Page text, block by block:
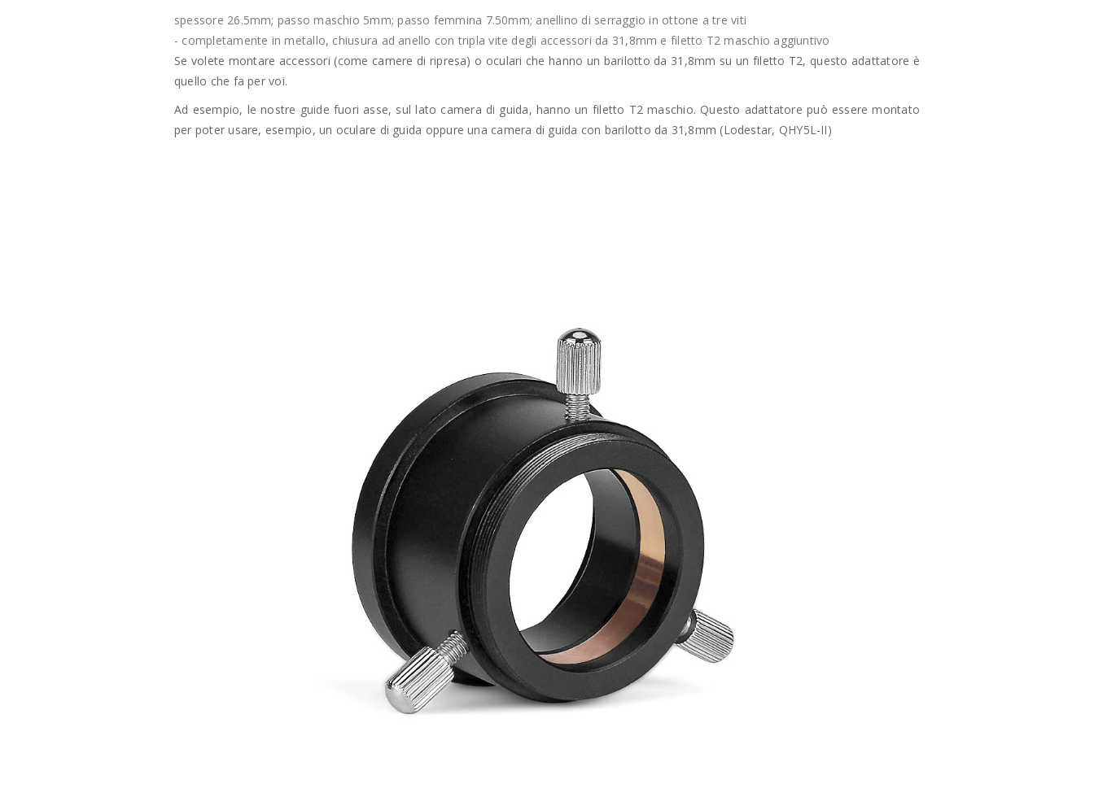
spessore 26.5mm; passo maschio 5mm; passo femmina 7.50mm; anellino di serraggio in ottone a tre viti
- completamente in metallo, chiusura ad anello con tripla vite degli accessori da 31,8mm e filetto T2 maschio aggiuntivo
Se volete montare accessori (come camere di ripresa) o oculari che hanno un barilotto da 31,8mm su un filetto T2, questo adattatore è
quello che fa per voi.
Ad esempio, le nostre guide fuori asse, sul lato camera di guida, hanno un filetto T2 maschio. Questo adattatore può essere montato
per poter usare, esempio, un oculare di guida oppure una camera di guida con barilotto da 31,8mm (Lodestar, QHY5L-II)